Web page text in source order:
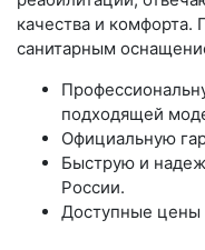
качества и комфорта.
санитарным
подходящей
Официальную
Быструю и
России.
Доступные цены